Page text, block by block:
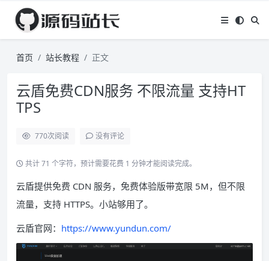
首页 站长教程 正文
云盾免费CDN服务 不限流量 支持HT
TPS
770次阅读 没有评论
共计 71 个字符，预计需要花费 1 分钟才能阅读完成。
云盾提供免费 CDN 服务，免费体验版带宽限 5M，但不限
流量，支持 HTTPS。小站够用了。
云盾官网： https://www.yundun.com/